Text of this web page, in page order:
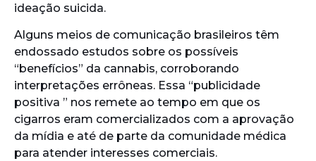
ideação suicida.
Alguns meios de comunicação brasileiros têm
endossado estudos sobre os possíveis
“benefícios” da cannabis, corroborando
interpretações errôneas. Essa “publicidade
positiva ” nos remete ao tempo em que os
cigarros eram comercializados com a aprovação
da mídia e até de parte da comunidade médica
para atender interesses comerciais.